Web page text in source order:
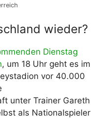
wieder?
Dienstag
, um 18 Uhr geht es im
vor 40.000
unter Trainer Gareth
als Nationalspieler